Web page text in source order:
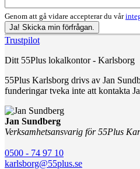
Genom att gå vidare accepterar du vår
Ja! Skicka min förfrågan.
Trustpilot
Ditt 55Plus lokalkontor - Karlsborg
55Plus Karlsborg drivs av Jan
funderingar tveka inte att kontakta
Jan Sundberg
Verksamhetsansvarig för 55Plus
0500 - 74 97 10
karlsborg@55plus.se